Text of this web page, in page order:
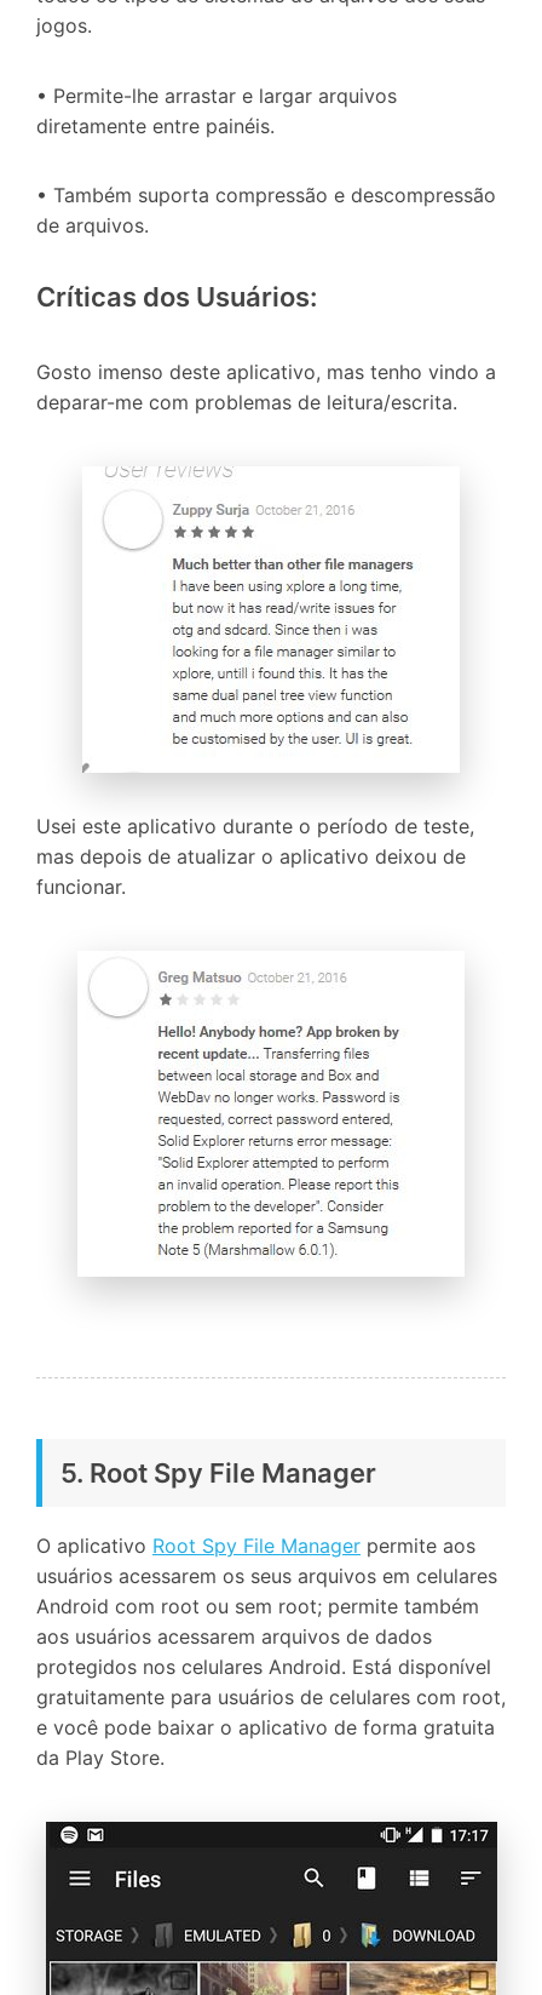
jogos.
• Permite-lhe arrastar e largar arquivos
diretamente entre painéis.
• Também suporta compressão e descompressão
de arquivos.
Críticas dos Usuários:
Gosto imenso deste aplicativo, mas tenho vindo a
deparar-me com problemas de leitura/escrita.
Usei este aplicativo durante o período de teste,
mas depois de atualizar o aplicativo deixou de
funcionar.
5. Root Spy File Manager
O aplicativo Root Spy File Manager permite aos
usuários acessarem os seus arquivos em celulares
Android com root ou sem root; permite também
aos usuários acessarem arquivos de dados
protegidos nos celulares Android. Está disponível
gratuitamente para usuários de celulares com root,
e você pode baixar o aplicativo de forma gratuita
da Play Store.